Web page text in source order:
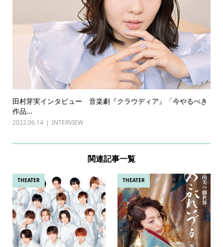
田村芽実インタビュー 音楽劇『クラウディア』「今やるべき
作品...
2022.06.14 INTERVIEW
関連記事一覧
THEATER THEATER